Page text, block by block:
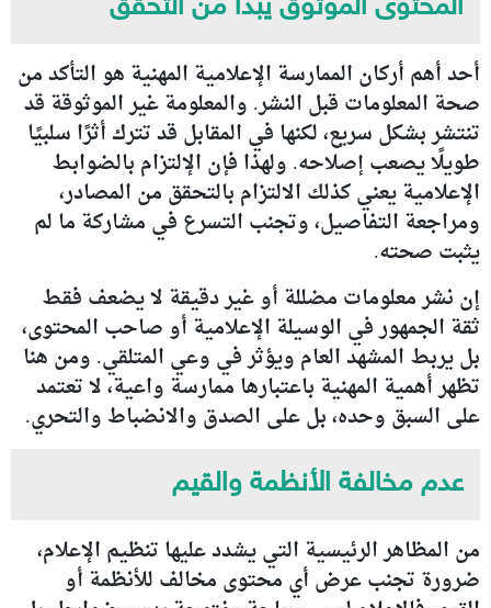
المحتوى الموثوق يبدأ من التحقق
أحد أهم أركان الممارسة الإعلامية المهنية هو التأكد من
صحة المعلومات قبل النشر. والمعلومة غير الموثوقة قد
تنتشر بشكل سريع، لكنها في المقابل قد تترك أثرًا سلبيًا
طويلًا يصعب إصلاحه. ولهذا فإن الإلتزام بالضوابط
الإعلامية يعني كذلك الالتزام بالتحقق من المصادر،
ومراجعة التفاصيل، وتجنب التسرع في مشاركة ما لم
يثبت صحته.
إن نشر معلومات مضللة أو غير دقيقة لا يضعف فقط
ثقة الجمهور في الوسيلة الإعلامية أو صاحب المحتوى،
بل يربط المشهد العام ويؤثر في وعي المتلقي. ومن هنا
تظهر أهمية المهنية باعتبارها ممارسة واعية، لا تعتمد
على السبق وحده، بل على الصدق والانضباط والتحري.
عدم مخالفة الأنظمة والقيم
من المظاهر الرئيسية التي يشدد عليها تنظيم الإعلام،
ضرورة تجنب عرض أي محتوى مخالف للأنظمة أو